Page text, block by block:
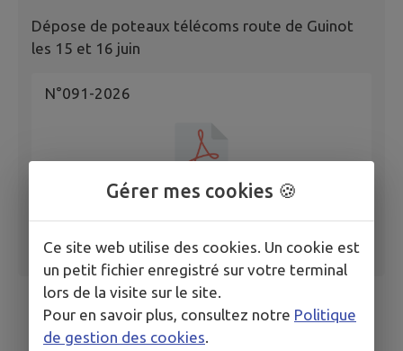
Dépose de poteaux télécoms route de Guinot
les 15 et 16 juin
N°091-2026
Gérer mes cookies 🍪
Ce site web utilise des cookies. Un cookie est
un petit fichier enregistré sur votre terminal
lors de la visite sur le site.
Pour en savoir plus, consultez notre Politique
de gestion des cookies.